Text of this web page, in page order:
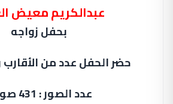
عبدالكريم معيض
بحفل زواجه
حضر الحفل عدد من الأقارب
عدد الصور : 431 صورة